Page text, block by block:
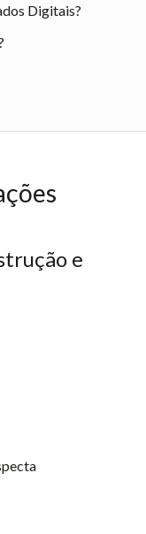
Digitais?
e